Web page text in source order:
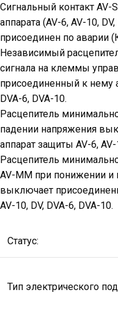
Сигнальный контакт
аппарата (AV-6, AV-10,
присоединен по аварии
Независимый
сигнала на клеммы
присоединенный к нему
DVA-6, DVA-10.
Расцепитель
падении напряжения
аппарат защиты AV-6, AV-
Расцепитель
AV-MM при понижении
выключает
AV-10, DV, DVA-6, DVA-10.
Статус:
Тип электрического